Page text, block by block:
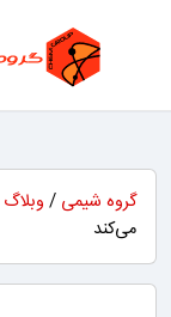
گروه شیمی / وبلاگ
می‌کند